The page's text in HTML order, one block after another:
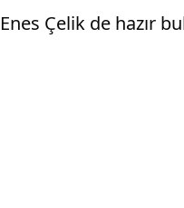
Çelik de hazır